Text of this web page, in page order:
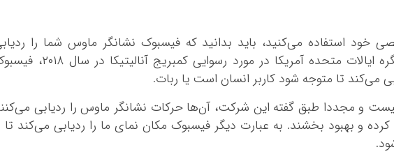
خود استفاده می‌کنید، باید بدانید که فیسبوک نشانگر ماوس شما را
می‌کند. در طول تحقیقات کنگره ایالات متحده آمریکا در مورد رسوایی کمبریج آنالیتیکا
می‌کند تا متوجه شود کاربر انسان است یا ربات.
نیست و مجددا طبق گفته این شرکت، آن‌ها حرکات نشانگر ماوس را ردیابی
و بهبود بخشند. به عبارت دیگر فیسبوک مکان نمای ما را ردیابی می‌کند تا